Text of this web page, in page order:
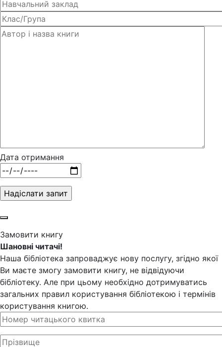
Дата отримання
Замовити книгу
Шановні читачі!
Наша бібліотека запроваджує нову послугу, згідно якої
Ви маєте змогу замовити книгу, не відвідуючи
бібліотеку. Але при цьому необхідно дотримуватись
загальних правил користування бібліотекою і термінів
користування книгою.